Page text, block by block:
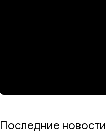
Последние новости